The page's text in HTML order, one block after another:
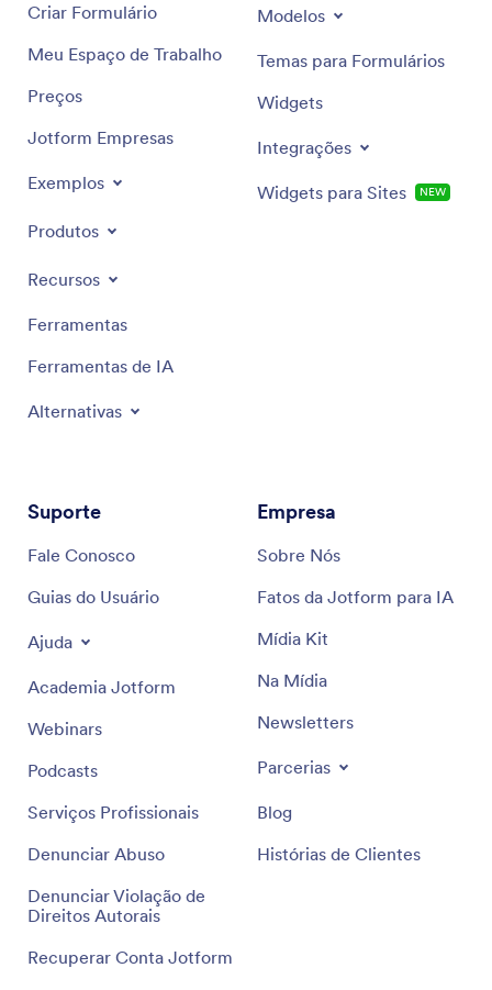
Criar Formulário
Meu Espaço de Trabalho
Preços
Jotform Empresas
Exemplos
Produtos
Recursos
Ferramentas
Ferramentas de IA
Alternativas
Modelos
Temas para Formulários
Widgets
Integrações
Widgets para Sites NOVO
Suporte
Fale Conosco
Guias do Usuário
Ajuda
Academia Jotform
Webinars
Podcasts
Serviços Profissionais
Denunciar Abuso
Denunciar Violação de
Direitos Autorais
Recuperar Conta Jotform
Empresa
Sobre Nós
Fatos da Jotform para IA
Mídia Kit
Na Mídia
Newsletters
Parcerias
Blog
Histórias de Clientes